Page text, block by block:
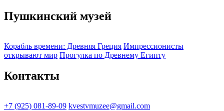
Пушкинский музей
Корабль времени: Древняя Греция Импрессионисты
открывают мир Прогулка по Древнему Египту
Контакты
+7 (925) 081-89-09 kvestvmuzee@gmail.com